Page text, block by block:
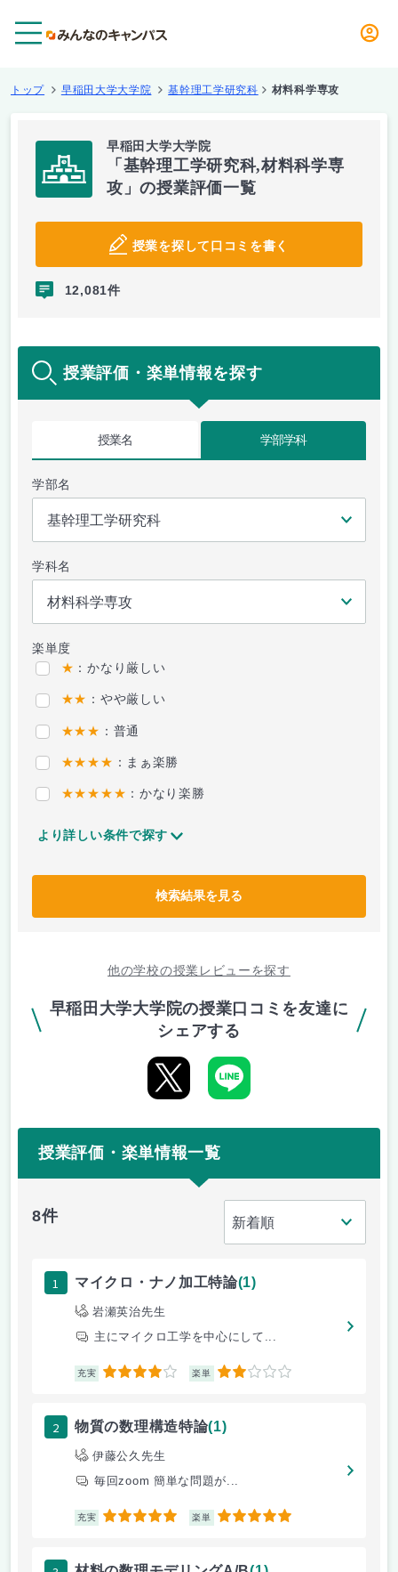
トップ 早稲田大学大学院 基幹理工学研究科 材料科学専攻
早稲田大学大学院
「基幹理工学研究科,材料科学専
攻」の授業評価一覧
授業を探して口コミを書く
12,081件
授業評価・楽単情報を探す
授業名 学部学科
学部名
学科名
楽単度
★ ：かなり厳しい
★★ ：やや厳しい
★★★ ：普通
★★★★ ：まぁ楽勝
★★★★★ ：かなり楽勝
より詳しい条件で探す
検索結果を見る
他の学校の授業レビューを探す
早稲田大学大学院の授業口コミを友達に
シェアする
授業評価・楽単情報一覧
8件
1 マイクロ・ナノ加工特論(1)
岩瀬英治先生
主にマイクロ工学を中心にして...
充実 4 楽単 2
2 物質の数理構造特論(1)
伊藤公久先生
毎回zoom 簡単な問題が...
充実 5 楽単 5